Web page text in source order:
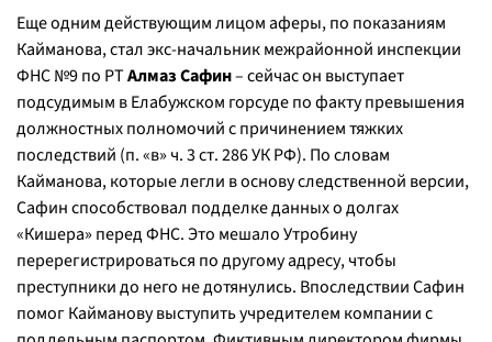
Еще одним действующим лицом аферы, по показаниям
Кайманова, стал экс-начальник межрайонной инспекции
ФНС №9 по РТАлмаз Сафин– сейчас он выступает
подсудимым в Елабужском горсуде по факту превышения
должностных полномочий с причинением тяжких
последствий (п. «в» ч. 3 ст. 286 УК РФ). По словам
Кайманова, которые легли в основу следственной версии,
Сафин способствовал подделке данных о долгах
«Кишера» перед ФНС. Это мешало Утробину
перерегистрироваться по другому адресу, чтобы
преступники до него не дотянулись. Впоследствии Сафин
помог Кайманову выступить учредителем компании с